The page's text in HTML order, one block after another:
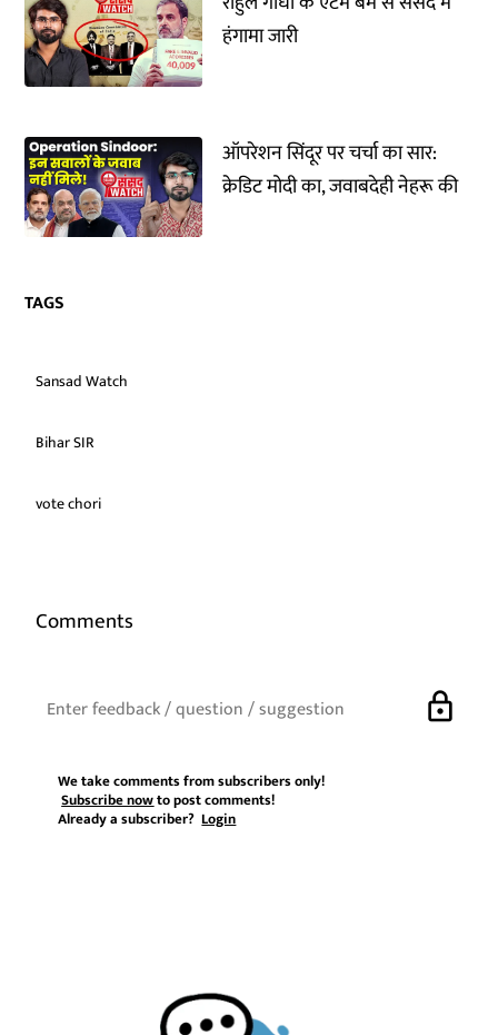
हंगामा जारी
ऑपरेशन सिंदूर पर चर्चा का सार:
क्रेडिट मोदी का, जवाबदेही नेहरू की
TAGS
Sansad Watch
Bihar SIR
vote chori
Comments
lock
We take comments from subscribers only!
Subscribe nowto post comments!
Already a subscriber?Login